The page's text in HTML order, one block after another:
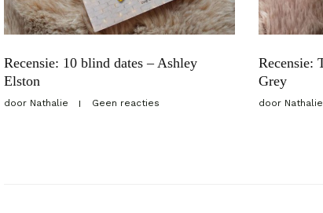
Recensie: 10 blind dates – Ashley
Elston
doorNathalie Geen reacties
Recensie:
Grey
door Nathalie